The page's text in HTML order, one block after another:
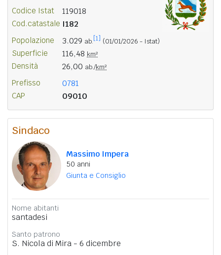
Codice Istat 119018
Cod.catastale I182
Popolazione 3.029 ab. [1] (01/01/2026 - Istat)
Superficie 116,48 km²
Densità 26,00 ab./km²
Prefisso 0781
CAP 09010
Sindaco
Massimo Impera
50 anni
Giunta e Consiglio
Nome abitanti
santadesi
Santo patrono
S. Nicola di Mira - 6 dicembre